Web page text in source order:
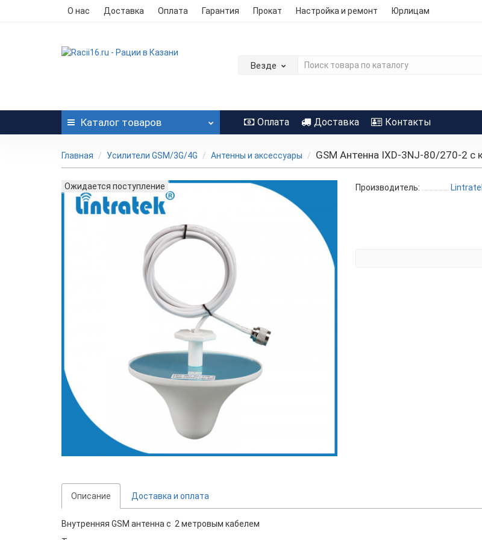
О нас Доставка Оплата Гарантия Прокат Настройка и ремонт Юрлицам
Везде
Каталог товаров Оплата Доставка Контакты
Главная Усилители GSM/3G/4G Антенны и аксессуары GSM Антенна IXD-3NJ-80/270-2 с
Ожидается поступление Производитель:
Описание Доставка и оплата
Внутренняя GSM антенна с 2 метровым кабелем